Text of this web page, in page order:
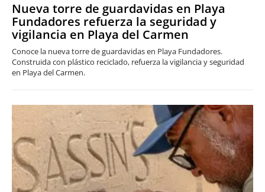
Nueva torre de guardavidas en Playa
Fundadores refuerza la seguridad y
vigilancia en Playa del Carmen
Conoce la nueva torre de guardavidas en Playa Fundadores.
Construida con plástico reciclado, refuerza la vigilancia y seguridad
en Playa del Carmen.